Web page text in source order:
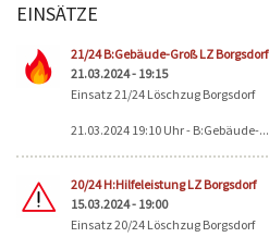
EINSÄTZE
21/24 B:Gebäude-Groß LZ Borgsdorf
21.03.2024 - 19:15
Einsatz 21/24 Löschzug Borgsdorf
21.03.2024 19:10 Uhr - B:Gebäude-...
20/24 H:Hilfeleistung LZ Borgsdorf
15.03.2024 - 19:00
Einsatz 20/24 Löschzug Borgsdorf
Seiten